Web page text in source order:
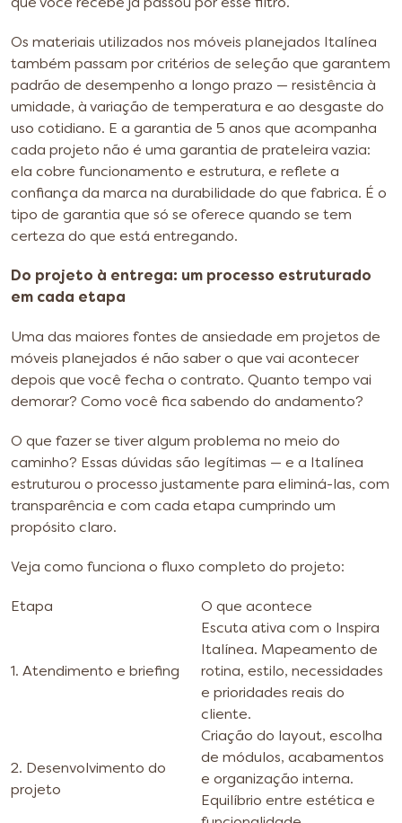
que você recebe já passou por esse filtro.
Os materiais utilizados nos móveis planejados Italínea
também passam por critérios de seleção que garantem
padrão de desempenho a longo prazo — resistência à
umidade, à variação de temperatura e ao desgaste do
uso cotidiano. E a garantia de 5 anos que acompanha
cada projeto não é uma garantia de prateleira vazia:
ela cobre funcionamento e estrutura, e reflete a
confiança da marca na durabilidade do que fabrica. É o
tipo de garantia que só se oferece quando se tem
certeza do que está entregando.
Do projeto à entrega: um processo estruturado
em cada etapa
Uma das maiores fontes de ansiedade em projetos de
móveis planejados é não saber o que vai acontecer
depois que você fecha o contrato. Quanto tempo vai
demorar? Como você fica sabendo do andamento?
O que fazer se tiver algum problema no meio do
caminho? Essas dúvidas são legítimas — e a Italínea
estruturou o processo justamente para eliminá-las, com
transparência e com cada etapa cumprindo um
propósito claro.
Veja como funciona o fluxo completo do projeto:
Etapa O que acontece
1. Atendimento e briefing
Escuta ativa com o Inspira
Italínea. Mapeamento de
rotina, estilo, necessidades
e prioridades reais do
cliente.
2. Desenvolvimento do
projeto
Criação do layout, escolha
de módulos, acabamentos
e organização interna.
Equilíbrio entre estética e